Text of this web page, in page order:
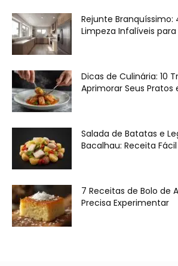
Rejunte Branquíssimo:
Limpeza Infalíveis
Dicas de Culinária: 10
Aprimorar Seus Pratos
Salada de Batatas e
Bacalhau: Receita
7 Receitas de Bolo de
Precisa Experimentar